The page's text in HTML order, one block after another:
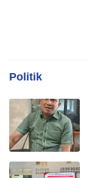
Politik